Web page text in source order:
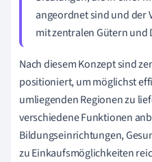
angeordnet sind und der
mit zentralen Gütern
Nach diesem Konzept sind
positioniert, um möglichst
umliegenden Regionen zu
verschiedene Funktionen
Bildungseinrichtungen,
zu Einkaufsmöglichkeiten